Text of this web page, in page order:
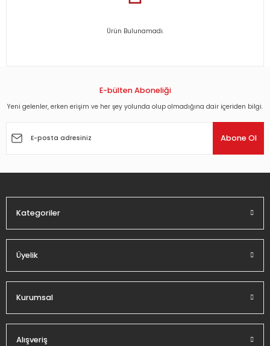
Ürün Bulunamadı.
E-bülten Aboneliği
Yeni gelenler, erken erişim ve her şey yolunda olup olmadığına dair içeriden bilgi.
Abone Ol
Kategoriler
Üyelik
Kurumsal
Alışveriş